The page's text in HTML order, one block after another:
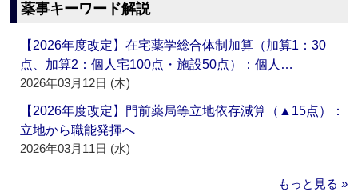
薬事キーワード解説
【2026年度改定】在宅薬学総合体制加算（加算1：30
点、加算2：個人宅100点・施設50点）：個人…
2026年03月12日 (木)
【2026年度改定】門前薬局等立地依存減算（▲15点）：
立地から職能発揮へ
2026年03月11日 (水)
もっと見る »